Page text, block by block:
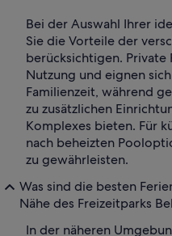
Bei der Auswahl Ihrer
Sie die Vorteile der
berücksichtigen.
Nutzung und eignen
Familienzeit, während
zu zusätzlichen
Komplexes bieten. Für
nach beheizten
zu gewährleisten.
Was sind die besten
Nähe des Freizeitparks
In der näheren